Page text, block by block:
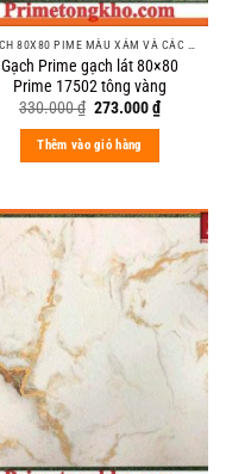
Gạch Prime gạch lát 80×80
Prime 17502 tông vàng
330.000₫ Original
was:
330.000 ₫.
273.000₫Current
price
Thêm vào giỏ hàng